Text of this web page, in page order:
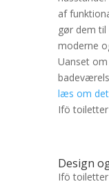
af
gør dem
moderne
Uanset
læs om
Ifö
Design
Ifö